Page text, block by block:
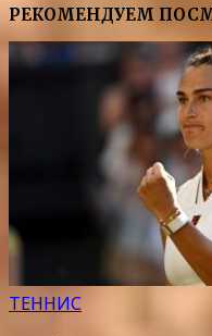
РЕКОМЕНДУЕМ
ТЕННИС